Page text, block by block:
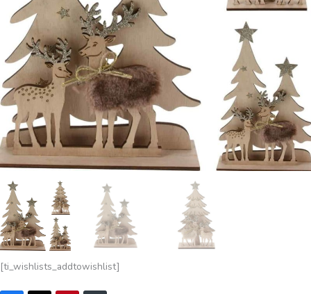
[ti_wishlists_addtowishlist]